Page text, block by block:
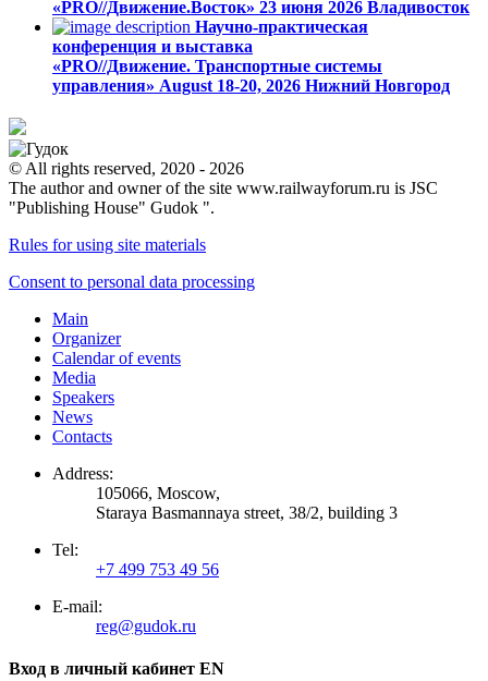
«PRO//Движение.Восток» 23 июня 2026 Владивосток
Научно-практическая
конференция и выставка
«PRO//Движение. Транспортные системы
управления» August 18-20, 2026 Нижний Новгород
© All rights reserved, 2020 - 2026
The author and owner of the site www.railwayforum.ru is JSC
"Publishing House" Gudok ".
Rules for using site materials
Consent to personal data processing
Main
Organizer
Calendar of events
Media
Speakers
News
Contacts
Address:
105066, Moscow,
Staraya Basmannaya street, 38/2, building 3
Tel:
+7 499 753 49 56
E-mail:
reg@gudok.ru
Вход в личный кабинет EN